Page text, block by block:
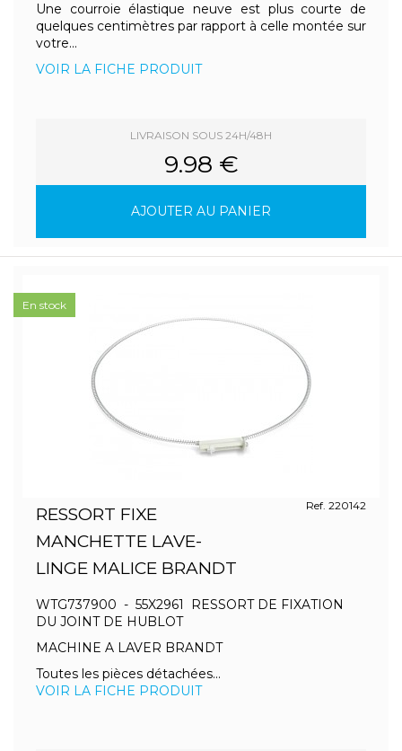
Une courroie élastique neuve est plus courte de
quelques centimètres par rapport à celle montée sur
votre...
VOIR LA FICHE PRODUIT
LIVRAISON SOUS 24H/48H
9.98 €
AJOUTER AU PANIER
RESSORT FIXE
MANCHETTE LAVE-
LINGE MALICE BRANDT
Ref. 220142
WTG737900 - 55X2961 RESSORT DE FIXATION
DU JOINT DE HUBLOT
MACHINE A LAVER BRANDT
Toutes les pièces détachées...
VOIR LA FICHE PRODUIT
En stock